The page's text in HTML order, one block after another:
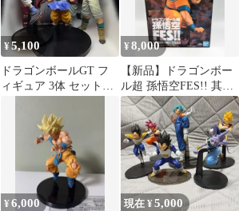
¥5,100
ドラゴンボールGT フ
ィギュア 3体 セット
¥8,000
【新品】ドラゴンボー
ル超 孫悟空FES!! 其之
十六 孫悟空 フィギュア
¥6,000 現在 ¥5,000